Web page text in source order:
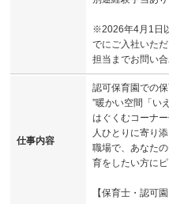
※2026年4月1日
でにご入社いた
担当までお問い合
仕事内容
認可保育園での
”暖かい空間「い
はぐくむコーナ
人ひとりに寄り
職場で、あなた
育をしたい方に
【保育士・認可